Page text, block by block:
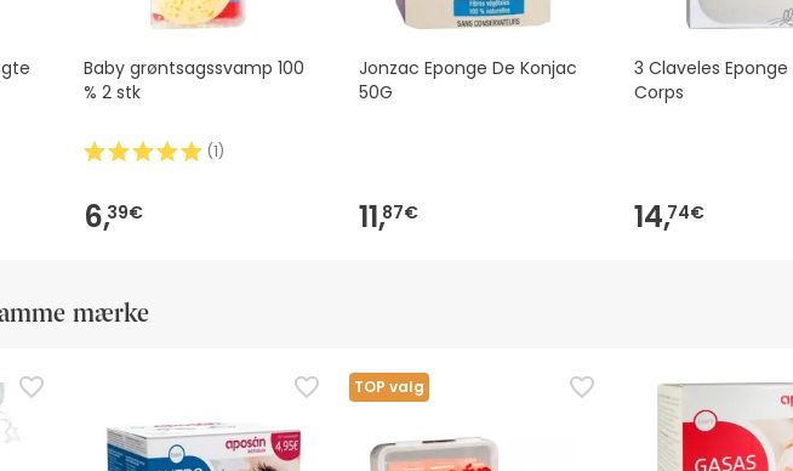
Baby grøntsagssvamp 100
% 2 stk
(1)
6,39€
Jonzac Eponge De Konjac
50G
11,87€
3 Claveles Eponge
Corps
14,74€
mærke
TOP valg